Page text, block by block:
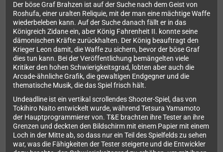
Der böse Graf Brahzen ist auf der Suche nach dem Geist von
Roshufa, einer uralten Reliquie, mit der man eine mächtige Waffe
wiederbeleben kann. Auf der Suche danach fällt er in das
Königreich Zidane ein, aber König Fahrenheit II. konnte seine
dämonischen Kräfte zurückhalten. Der König beauftragt den
Krieger Leon damit, die Waffe zu sichern, bevor der böse Graf
dies tun kann. Bei der Veröffentlichung bemängelten viele
Kritiker den hohen Schwierigkeitsgrad, lobten aber auch die
Arcade-ähnliche Grafik, die gewaltigen Endgegner und die
thematische Musik, die das Spiel frisch hält.
Undeadline ist ein vertikal scrollendes Shooter-Spiel, das von
Tokihiro Naito entwickelt wurde, während Tetsura Yamamoto
der Hauptprogrammierer von. T&E brachten ihre Tester an ihre
Grenzen und deckten den Bildschirm mit einem Papier mit einem
Loch in der Mitte ab, so dass nur ein Teil des Spielfelds zu sehen
war, was die Fähigkeiten der Tester steigerte und die Entwickler